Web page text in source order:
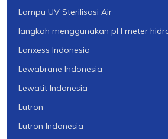
Lampu UV Sterilisasi Air
langkah menggunakan pH meter
Lanxess Indonesia
Lewabrane Indonesia
Lewatit Indonesia
Lutron
Lutron Indonesia